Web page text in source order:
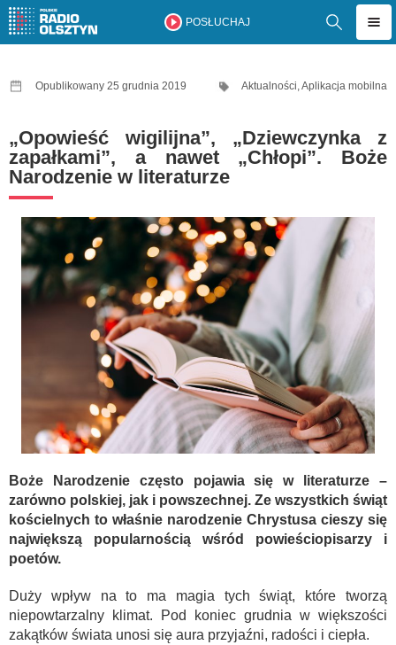
POSŁUCHAJ
Opublikowany 25 grudnia 2019 Aktualności,Aplikacja mobilna
„Opowieść wigilijna”, „Dziewczynka z
zapałkami”, a nawet „Chłopi”. Boże
Narodzenie w literaturze
Boże Narodzenie często pojawia się w literaturze –
zarówno polskiej, jak i powszechnej. Ze wszystkich świąt
kościelnych to właśnie narodzenie Chrystusa cieszy się
największą popularnością wśród powieściopisarzy i
poetów.
Duży wpływ na to ma magia tych świąt, które tworzą
niepowtarzalny klimat. Pod koniec grudnia w większości
zakątków świata unosi się aura przyjaźni, radości i ciepła.